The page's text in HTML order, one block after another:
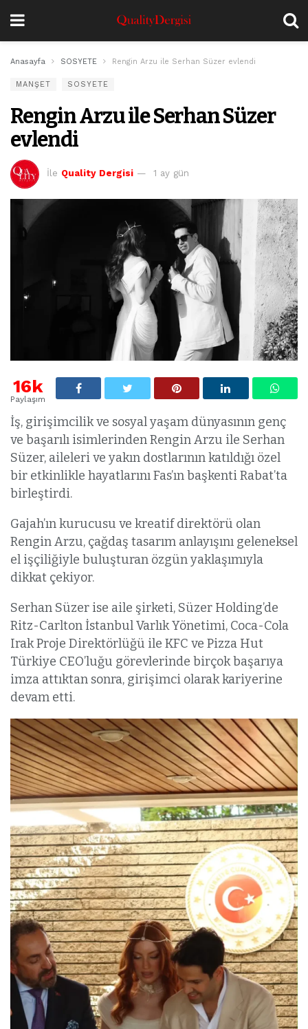
Anasayfa SOSYETE Rengin Arzu ile Serhan Süzer evlendi
MANŞET SOSYETE
Rengin Arzu ile Serhan Süzer
evlendi
İle Quality Dergisi 1 ay gün
16k
Paylaşım
İş, girişimcilik ve sosyal yaşam dünyasının genç
ve başarılı isimlerinden Rengin Arzu ile Serhan
Süzer, aileleri ve yakın dostlarının katıldığı özel
bir etkinlikle hayatlarını Fas’ın başkenti Rabat’ta
birleştirdi.
Gajah’ın kurucusu ve kreatif direktörü olan
Rengin Arzu, çağdaş tasarım anlayışını geleneksel
el işçiliğiyle buluşturan özgün yaklaşımıyla
dikkat çekiyor.
Serhan Süzer ise aile şirketi, Süzer Holding’de
Ritz-Carlton İstanbul Varlık Yönetimi, Coca-Cola
Irak Proje Direktörlüğü ile KFC ve Pizza Hut
Türkiye CEO’luğu görevlerinde birçok başarıya
imza attıktan sonra, girişimci olarak kariyerine
devam etti.